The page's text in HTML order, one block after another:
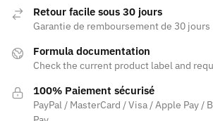
Retour facile sous 30 jours
Garantie de remboursement de 30 jours
Formula documentation
Check the current product label and
100% Paiement sécurisé
PayPal / MasterCard / Visa / Apple Pay /